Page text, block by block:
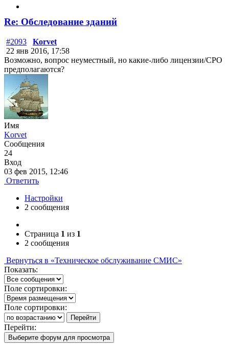
Re: Обследование зданий
#2093
Korvet
22 янв 2016, 17:58
Возможно, вопрос неуместный, но какие-либо лицензии/СРО
предполагаются?
Имя
Korvet
Сообщения
24
Вход
03 фев 2015, 12:46
Ответить
Настройки
2 сообщения
Страница 1 из 1
2 сообщения
Вернуться в «Техническое обслуживание СМИС»
Показать:
Поле сортировки:
Поле сортировки:
Перейти
Перейти:
Выберите форум для просмотра